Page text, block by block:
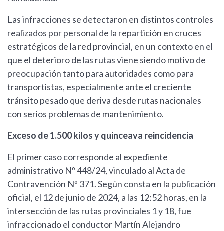
Las infracciones se detectaron en distintos controles
realizados por personal de la repartición en cruces
estratégicos de la red provincial, en un contexto en el
que el deterioro de las rutas viene siendo motivo de
preocupación tanto para autoridades como para
transportistas, especialmente ante el creciente
tránsito pesado que deriva desde rutas nacionales
con serios problemas de mantenimiento.
Exceso de 1.500 kilos y quinceava reincidencia
El primer caso corresponde al expediente
administrativo Nº 448/24, vinculado al Acta de
Contravención Nº 371. Según consta en la publicación
oficial, el 12 de junio de 2024, a las 12:52 horas, en la
intersección de las rutas provinciales 1 y 18, fue
infraccionado el conductor Martín Alejandro